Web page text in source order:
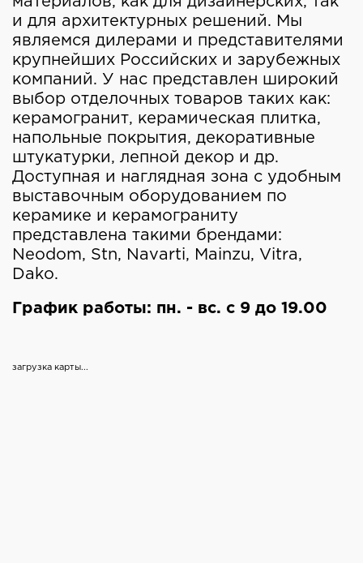
и для архитектурных решений. Мы
являемся дилерами и представителями
крупнейших Российских и зарубежных
компаний. У нас представлен широкий
выбор отделочных товаров таких как:
керамогранит, керамическая плитка,
напольные покрытия, декоративные
штукатурки, лепной декор и др.
Доступная и наглядная зона с удобным
выставочным оборудованием по
керамике и керамограниту
представлена такими брендами:
Neodom, Stn, Navarti, Mainzu, Vitra,
Dako.
График работы: пн. - вс. с 9 до 19.00
загрузка карты...